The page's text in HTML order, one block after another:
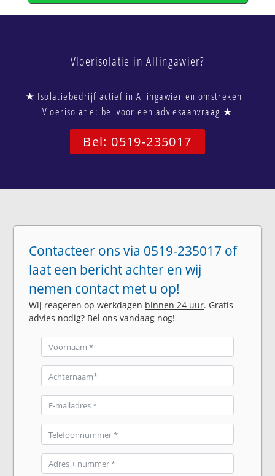
Vloerisolatie in Allingawier?
★ Isolatiebedrijf actief in Allingawier en omstreken |
Vloerisolatie: bel voor een adviesaanvraag ★
Bel: 0519-235017
Contacteer ons via 0519-235017 of
laat een bericht achter en wij
nemen contact met u op!
Wij reageren op werkdagen binnen 24 uur. Gratis
advies nodig? Bel ons vandaag nog!